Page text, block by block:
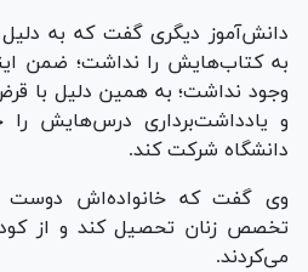
دانش‌آموز دیگری گفت که به
به کتاب‌هایش را نداشت؛ ضمن
وجود نداشت؛ به همین دلیل با
و یادداشت‌برداری درس‌هایش را
دانشگاه شرکت کند.
وی گفت که خانواده‌اش دوست
تخصص زنان تحصیل کند و از
می‌کردند.